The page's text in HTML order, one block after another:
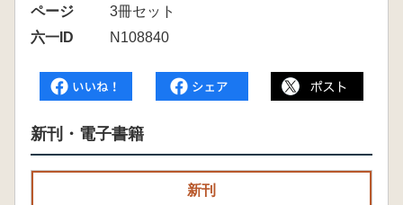
ページ
3冊セット
六一ID
N108840
新刊・電子書籍
新刊